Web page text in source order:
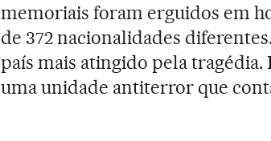
memoriais foram erguidos em
de 372 nacionalidades
país mais atingido pela tragédia.
uma unidade antiterror que